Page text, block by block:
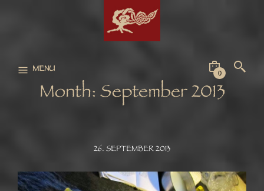
MENU 0
Month:September 2013
26. SEPTEMBER 2013